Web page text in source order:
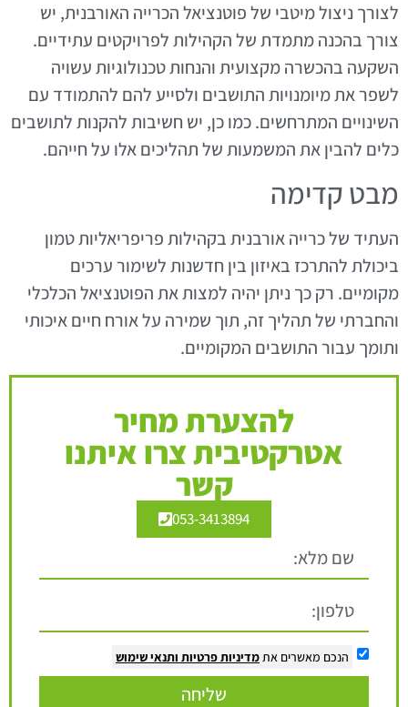
לצורך ניצול מיטבי של פוטנציאל הכרייה האורבנית, יש
צורך בהכנה מתמדת של הקהילות לפרויקטים עתידיים.
השקעה בהכשרה מקצועית והנחות טכנולוגיות עשויה
לשפר את מיומנויות התושבים ולסייע להם להתמודד עם
השינויים המתרחשים. כמו כן, יש חשיבות להקנות לתושבים
כלים להבין את המשמעות של תהליכים אלו על חייהם.
מבט קדימה
העתיד של כרייה אורבנית בקהילות פריפריאליות טמון
ביכולת להתרכז באיזון בין חדשנות לשימור ערכים
מקומיים. רק כך ניתן יהיה למצות את הפוטנציאל הכלכלי
והחברתי של תהליך זה, תוך שמירה על אורח חיים איכותי
ותומך עבור התושבים המקומיים.
להצערת מחיר
אטרקטיבית צרו איתנו
קשר
053-3413894
הנכם מאשרים אתמדיניות פרטיות ותנאי שימוש
שליחה